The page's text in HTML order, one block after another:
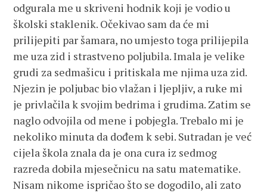
odgurala me u skriveni hodnik koji je vodio u
školski staklenik. Očekivao sam da će mi
prilijepiti par šamara, no umjesto toga prilijepila
me uza zid i strastveno poljubila. Imala je velike
grudi za sedmašicu i pritiskala me njima uza zid.
Njezin je poljubac bio vlažan i ljepljiv, a ruke mi
je privlačila k svojim bedrima i grudima. Zatim se
naglo odvojila od mene i pobjegla. Trebalo mi je
nekoliko minuta da dođem k sebi. Sutradan je već
cijela škola znala da je ona cura iz sedmog
razreda dobila mjesečnicu na satu matematike.
Nisam nikome ispričao što se dogodilo, ali zato